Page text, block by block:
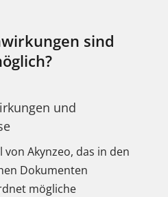
sind
und
Akynzeo, das in den
Dokumenten
mögliche